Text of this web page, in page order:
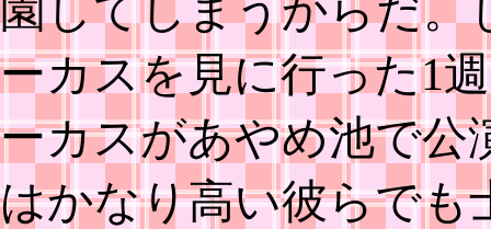
園してしまうからだ。
ーカスを見に行った1
ーカスがあやめ池で公
はかなり高い彼らでも